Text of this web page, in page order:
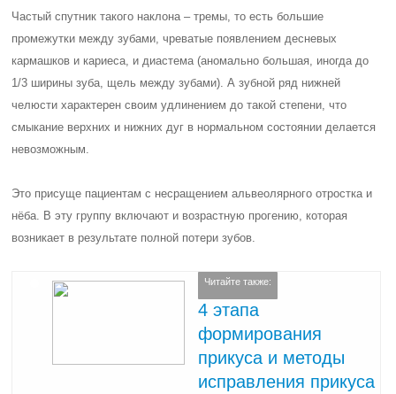
Частый спутник такого наклона – тремы, то есть большие
промежутки между зубами, чреватые появлением десневых
кармашков и кариеса, и диастема (аномально большая, иногда до
1/3 ширины зуба, щель между зубами). А зубной ряд нижней
челюсти характерен своим удлинением до такой степени, что
смыкание верхних и нижних дуг в нормальном состоянии делается
невозможным.
Это присуще пациентам с несращением альвеолярного отростка и
нёба. В эту группу включают и возрастную прогению, которая
возникает в результате полной потери зубов.
Читайте также:
4 этапа
формирования
прикуса и методы
исправления прикуса